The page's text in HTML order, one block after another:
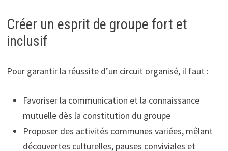
Créer un esprit de groupe fort et
inclusif
Pour garantir la réussite d’un circuit organisé, il faut :
Favoriser la communication et la connaissance
mutuelle dès la constitution du groupe
Proposer des activités communes variées, mêlant
découvertes culturelles, pauses conviviales et